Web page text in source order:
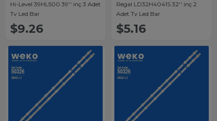
Hi-Level 39HL500 39'' inç 3 Adet
Tv Led Bar
$9.26
Regal LD32H4041S 32'' inç 2
Adet Tv Led Bar
$5.16